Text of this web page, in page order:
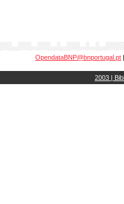
OpendataBNP@bnportugal.pt
2003 |